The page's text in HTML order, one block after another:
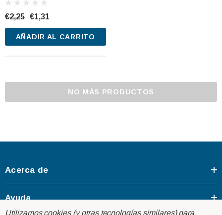
€2,25 €1,31
AÑADIR AL CARRITO
NO MÁS PRODUCTOS
Acerca de
Ayuda
Utilizamos cookies (y otras tecnologías similares) para